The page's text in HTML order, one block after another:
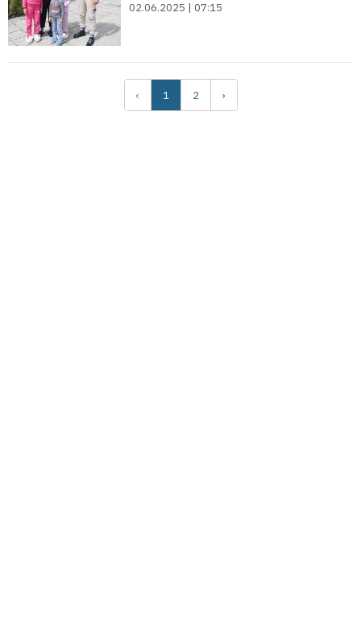
02.06.2025 | 07:15
‹ 1 2 ›